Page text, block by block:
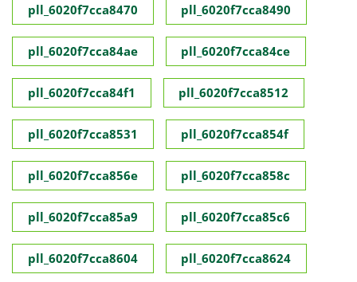
pll_6020f7cca8470 pll_6020f7cca8490
pll_6020f7cca84ae pll_6020f7cca84ce
pll_6020f7cca84f1 pll_6020f7cca8512
pll_6020f7cca8531 pll_6020f7cca854f
pll_6020f7cca856e pll_6020f7cca858c
pll_6020f7cca85a9 pll_6020f7cca85c6
pll_6020f7cca8604 pll_6020f7cca8624